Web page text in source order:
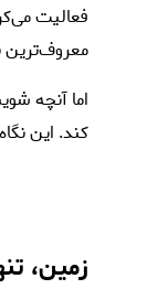
فعالیت
معروف‌ترین
اما آنچه
کند. این
زمین،